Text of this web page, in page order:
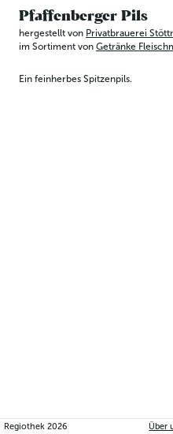
Pfaffenberger Pils
hergestellt von Privatbrauerei
im Sortiment von Getränke
Ein feinherbes Spitzenpils.
Regiothek2026 Über